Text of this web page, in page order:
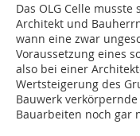
Das OLG Celle
Architekt und
wann eine zwar
Voraussetzung eines
also bei einer
Wertsteigerung des
Bauwerk
Bauarbeiten noch gar